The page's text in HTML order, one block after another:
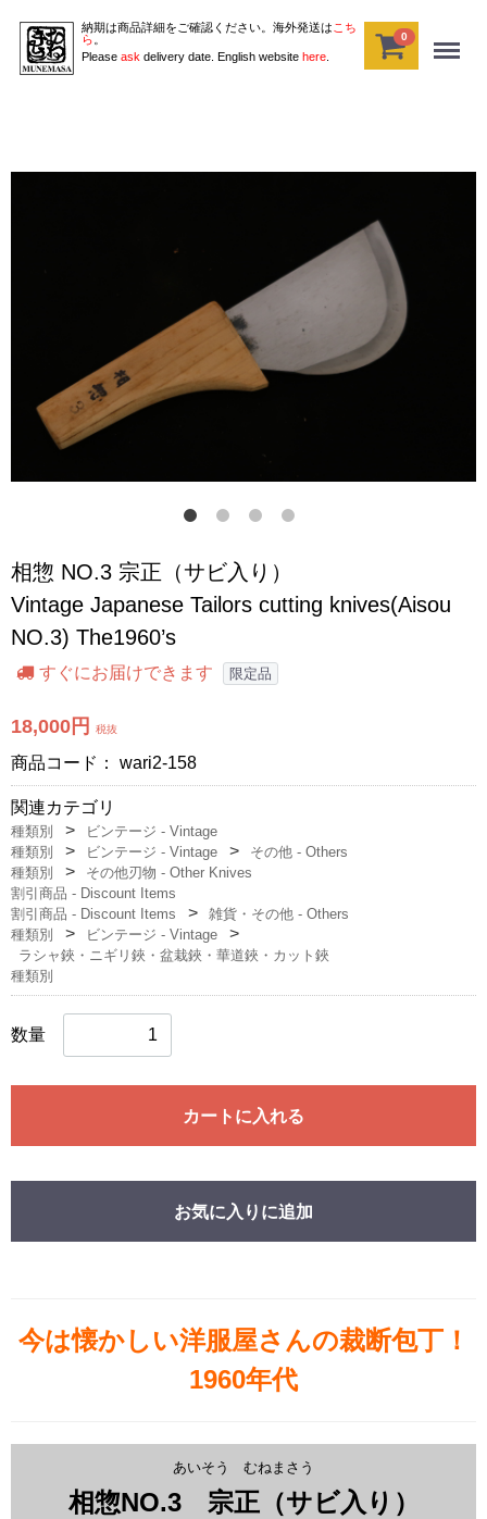
納期は商品詳細をご確認ください。海外発送は こち
ら 。
Please ask delivery date. English website here
0 Menu
相惣 NO.3 宗正（サビ入り）
Vintage Japanese Tailors cutting knives(Aisou
NO.3) The1960’s
すぐにお届けできます 限定品
18,000円 税抜
商品コード： wari2-158
関連カテゴリ
種類別
ビンテージ - Vintage
種類別
ビンテージ - Vintage
その他 - Others
種類別
その他刃物 - Other Knives
割引商品 - Discount Items
割引商品 - Discount Items
雑貨・その他 - Others
種類別
ビンテージ - Vintage
ラシャ鋏・ニギリ鋏・盆栽鋏・華道鋏・カット鋏
種類別
数量
カートに入れる
お気に入りに追加
今は懐かしい洋服屋さんの裁断包丁！
1960年代
あいそう むねまさう
相惣NO.3 宗正（サビ入り）